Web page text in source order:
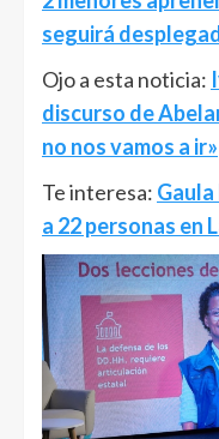
seguirá
Ojo a esta noticia:
discurso de
no nos vamos a ir»
Te interesa:
a 22 personas en